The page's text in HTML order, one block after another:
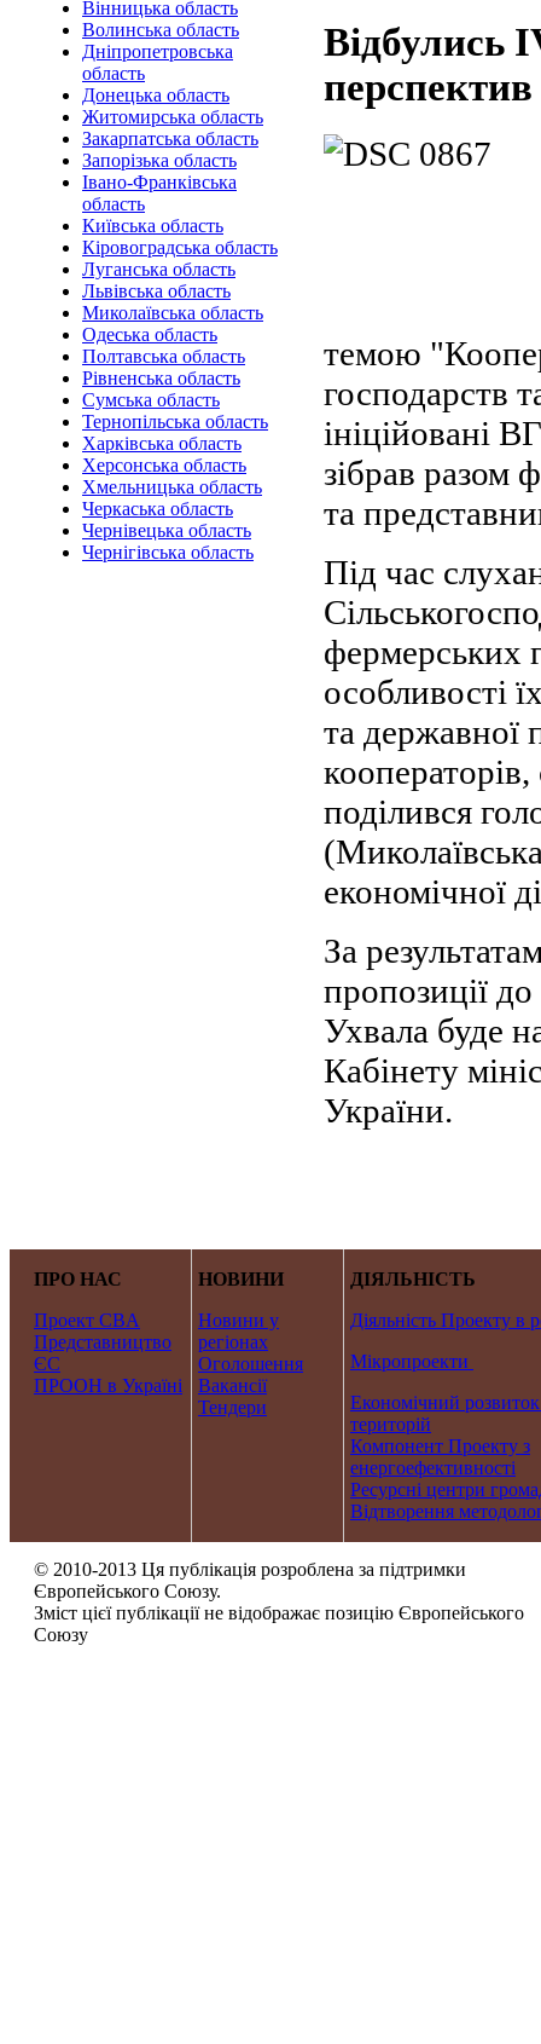
Вінницька область
Волинська область
Дніпропетровська
область
Донецька область
Житомирська область
Закарпатська область
Запорізька область
Івано-Франківська
область
Київська область
Кіровоградська область
Луганська область
Львівська область
Миколаївська область
Одеська область
Полтавська область
Рівненська область
Сумська область
Тернопільська область
Харківська область
Херсонська область
Хмельницька область
Черкаська область
Чернівецька область
Чернігівська область
Відбулись
перспектив
темою
господарств
ініційовані
зібрав разом
та
Під час
фермерських
особливості
та державної
поділився
економічної
За
пропозиції
Ухвала буде
Кабінету
України.
ПРО НАС
Проект CBA
Представництво
ЄС
ПРООН в Україні
НОВИНИ
Новини у
регіонах
Оголошення
Вакансії
Тендери
ДІЯЛЬНІСТЬ
Діяльність Проекту в
Мікропроекти
Економічний розвиток
територій
Компонент Проекту з
енергоефективності
Ресурсні центри
Відтворення
© 2010-2013 Ця публікація розроблена за підтримки
Європейського Союзу.
Зміст цієї публікації не відображає позицію Європейського
Союзу